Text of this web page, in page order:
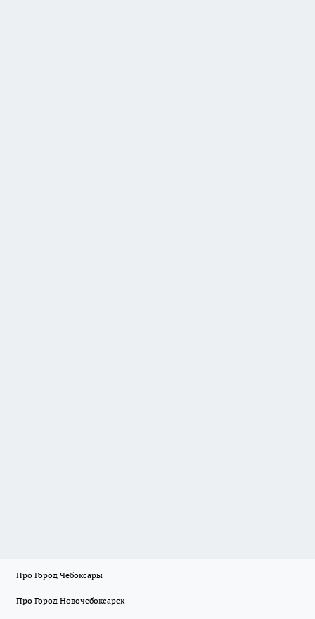
Про Город Чебоксары
Про Город Новочебоксарск